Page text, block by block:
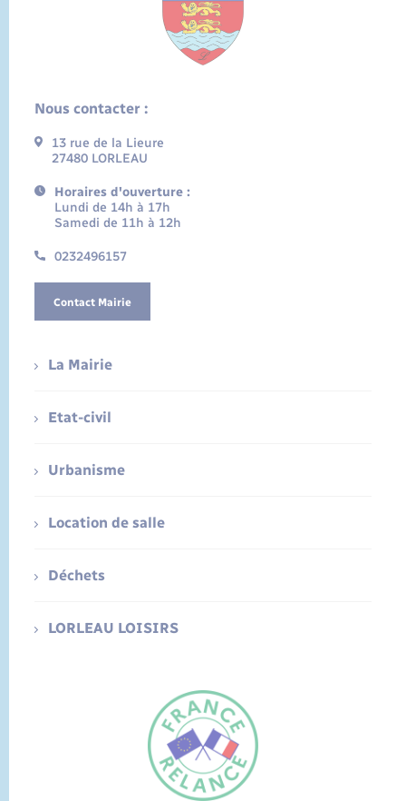
Nous contacter :
13 rue de la Lieure
27480 LORLEAU
Horaires d'ouverture :
Lundi de 14h à 17h
Samedi de 11h à 12h
0232496157
Contact Mairie
La Mairie
Etat-civil
Urbanisme
Location de salle
Déchets
LORLEAU LOISIRS